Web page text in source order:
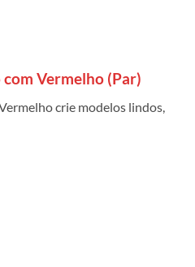
Vermelho (Par)
crie modelos lindos,